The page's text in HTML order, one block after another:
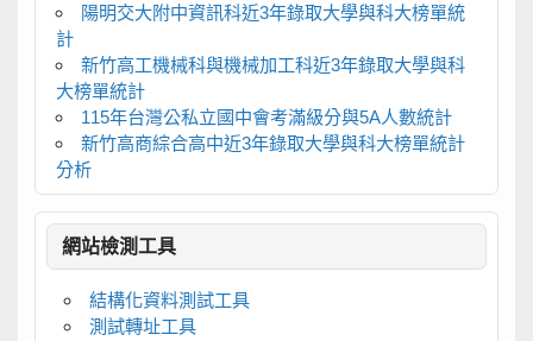
陽明交大附中資訊科近3年錄取大學與科大榜單統
計
新竹高工機械科與機械加工科近3年錄取大學與科
大榜單統計
115年台灣公私立國中會考滿級分與5A人數統計
新竹高商綜合高中近3年錄取大學與科大榜單統計
分析
網站檢測工具
結構化資料測試工具
測試轉址工具